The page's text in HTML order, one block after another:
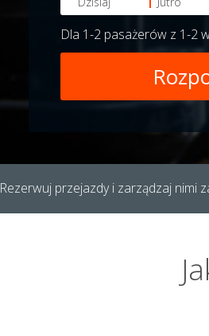
Dla 1-2 pasażerów z 1-2
Rezerwuj przejazdy i zarządzaj nimi